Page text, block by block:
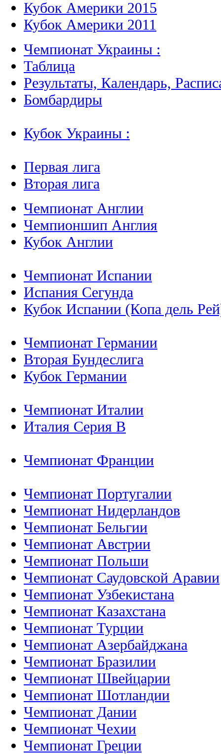
Кубок Америки 2015
Кубок Америки 2011
Чемпионат Украины :
Таблица
Результаты, Календарь,
Бомбардиры
Кубок Украины :
Первая лига
Вторая лига
Чемпионат Англии
Чемпионшип Англия
Кубок Англии
Чемпионат Испании
Испания Сегунда
Кубок Испании (Копа дель
Чемпионат Германии
Вторая Бундеслига
Кубок Германии
Чемпионат Италии
Италия Серия B
Чемпионат Франции
Чемпионат Португалии
Чемпионат Нидерландов
Чемпионат Бельгии
Чемпионат Австрии
Чемпионат Польши
Чемпионат Саудовской Аравии
Чемпионат Узбекистана
Чемпионат Казахстана
Чемпионат Турции
Чемпионат Азербайджана
Чемпионат Бразилии
Чемпионат Швейцарии
Чемпионат Шотландии
Чемпионат Дании
Чемпионат Чехии
Чемпионат Греции